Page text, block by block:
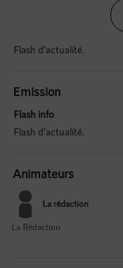
Flash d'actualité.
Emission
Flash info
Flash d'actualité.
Animateurs
La rédaction
La Rédaction